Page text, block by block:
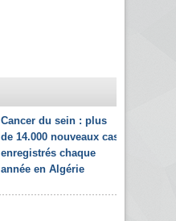
Cancer du sein : plus
de 14.000 nouveaux cas
enregistrés chaque
année en Algérie